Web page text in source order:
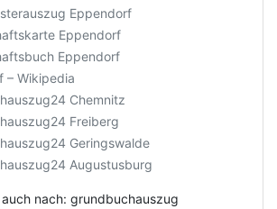
Eppendorf
Eppendorf
Eppendorf
– Wikipedia
Chemnitz
Freiberg
Geringswalde
Augustusburg
nach: grundbuchauszug